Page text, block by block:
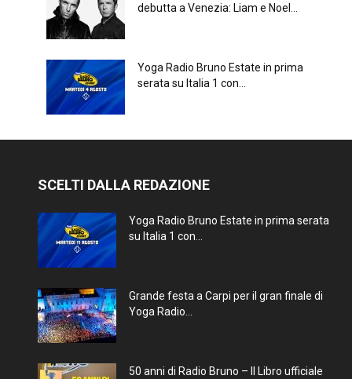
debutta a Venezia: Liam e Noel...
Yoga Radio Bruno Estate in prima
serata su Italia 1 con...
SCELTI DALLA REDAZIONE
Yoga Radio Bruno Estate in prima serata
su Italia 1 con...
Grande festa a Carpi per il gran finale di
Yoga Radio...
50 anni di Radio Bruno – Il Libro ufficiale